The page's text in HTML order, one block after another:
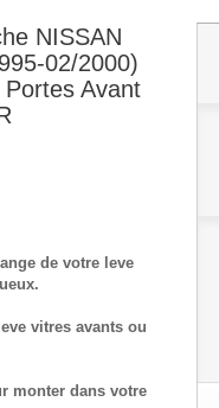
NISSAN
02/2000)
Avant
de votre leve
vitres avants ou
monter dans votre